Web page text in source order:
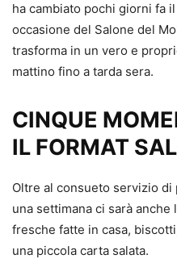
ha cambiato pochi giorni fa
occasione del Salone del
trasforma in un vero e
mattino fino a tarda sera.
CINQUE
IL FORMAT
Oltre al consueto servizio
una settimana ci sarà
fresche fatte in casa,
una piccola carta salata.